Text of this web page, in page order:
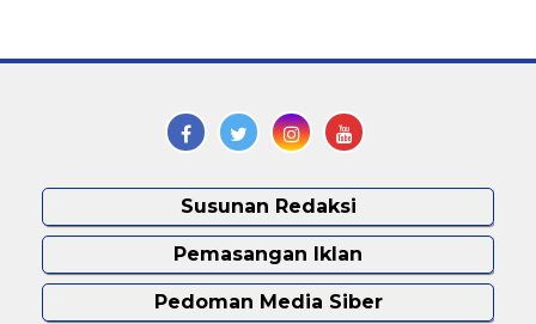
Susunan Redaksi
Pemasangan Iklan
Pedoman Media Siber